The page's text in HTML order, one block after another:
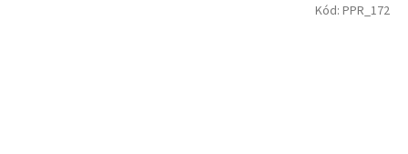
Kód: PPR_172